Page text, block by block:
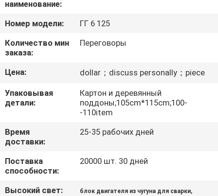
ФАБРИКИ
ПРОВЕРКА
КАЧЕСТВА
СВЯЖИТЕСЬ
МЫ
НОВОСТИ
СПРОСИТЕ
ЦИТАТУ
наименование:
Номер модели:
ГГ 6 125
Количество мин
заказа:
Переговоры
Цена: dollar；discuss personally；piece
Упаковывая
детали:
Картон и деревянный
поддоны;105cm*115cm;100-
-110item
Время
доставки:
25-35 рабочих дней
Поставка
способности:
20000 шт. 30 дней
Высокий свет: блок двигателя из чугуна для сварки,